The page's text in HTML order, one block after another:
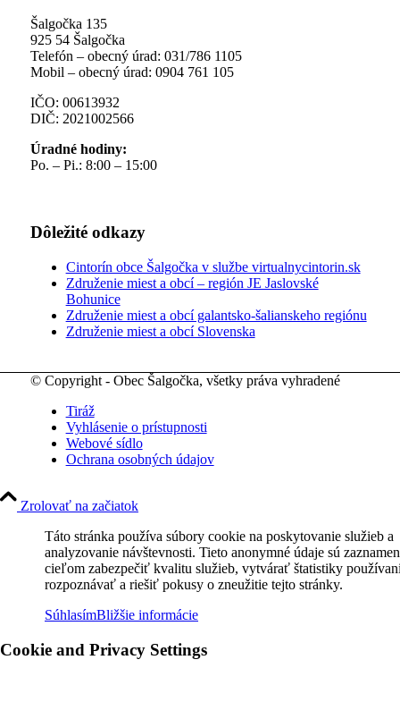
Šalgočka 135
925 54 Šalgočka
Telefón – obecný úrad: 031/786 1105
Mobil – obecný úrad: 0904 761 105
IČO: 00613932
DIČ: 2021002566
Úradné hodiny:
Po. – Pi.: 8:00 – 15:00
Dôležité odkazy
Cintorín obce Šalgočka v službe virtualnycintorin.sk
Združenie miest a obcí – región JE Jaslovské
Bohunice
Združenie miest a obcí galantsko-šalianskeho regiónu
Združenie miest a obcí Slovenska
© Copyright - Obec Šalgočka, všetky práva vyhradené
Tiráž
Vyhlásenie o prístupnosti
Webové sídlo
Ochrana osobných údajov
Zrolovať na začiatok
Táto stránka používa súbory cookie na poskytovanie služieb a
analyzovanie návštevnosti. Tieto anonymné údaje sú
cieľom zabezpečiť kvalitu služieb, vytvárať štatistiky
rozpoznávať a riešiť pokusy o zneužitie tejto stránky.
SúhlasímBližšie informácie
Cookie and Privacy Settings